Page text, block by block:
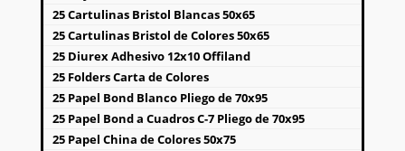
25 Cartulinas Bristol Blancas 50x65
25 Cartulinas Bristol de Colores 50x65
25 Diurex Adhesivo 12x10 Offiland
25 Folders Carta de Colores
25 Papel Bond Blanco Pliego de 70x95
25 Papel Bond a Cuadros C-7 Pliego de 70x95
25 Papel China de Colores 50x75